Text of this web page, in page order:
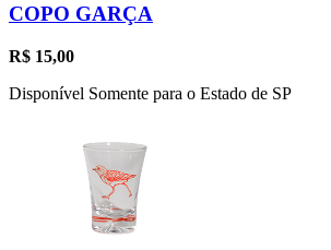
COPO GARÇA
R$ 15,00
Disponível Somente para o Estado de SP